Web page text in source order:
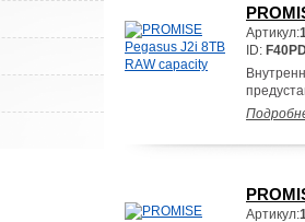
Артикул:
ID:
Артикул: